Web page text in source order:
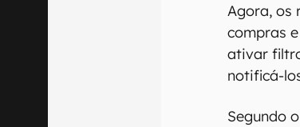
Agora, os
compras
ativar
notificá-
Segundo